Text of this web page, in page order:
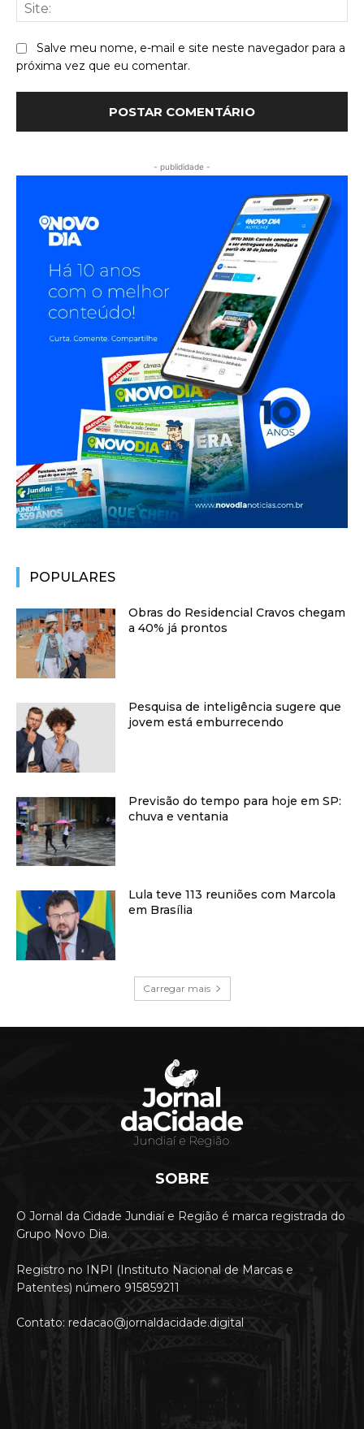
Salve meu nome, e-mail e site neste navegador para a
próxima vez que eu comentar.
- publididade -
POPULARES
Obras do Residencial Cravos chegam
a 40% já prontos
Pesquisa de inteligência sugere que
jovem está emburrecendo
Previsão do tempo para hoje em SP:
chuva e ventania
Lula teve 113 reuniões com Marcola
em Brasília
Carregar mais
SOBRE
O Jornal da Cidade Jundiaí e Região é marca registrada do
Grupo Novo Dia.
Registro no INPI (Instituto Nacional de Marcas e
Patentes) número 915859211
Contato: redacao@jornaldacidade.digital